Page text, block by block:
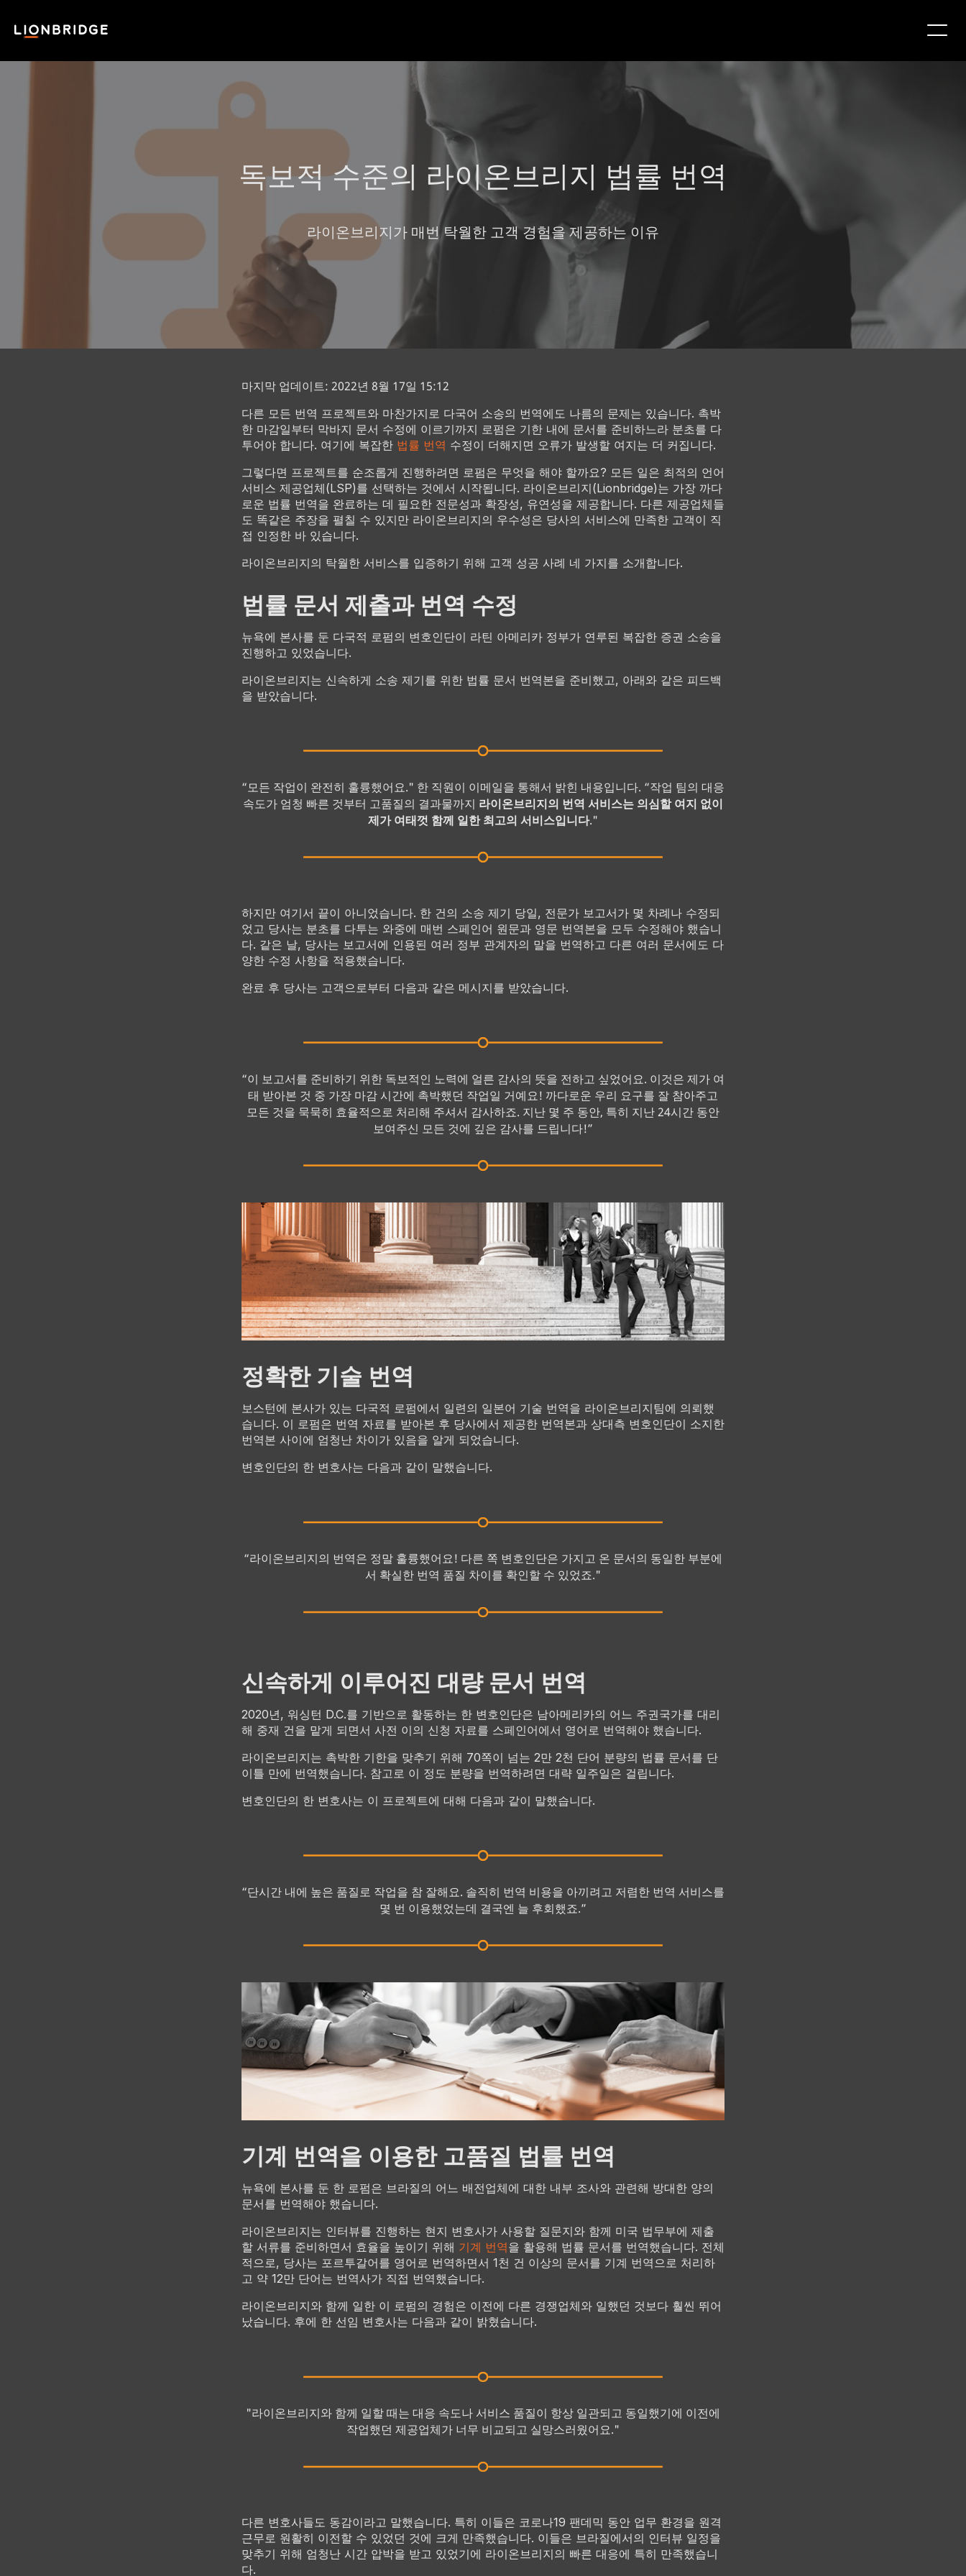
독보적 수준의 라이온브리지 법률 번역
라이온브리지가 매번 탁월한 고객 경험을 제공하는 이유
마지막 업데이트: 2022년 8월 17일 15:12
다른 모든 번역 프로젝트와 마찬가지로 다국어 소송의 번역에도 나름의 문제는 있습니다. 촉박
한 마감일부터 막바지 문서 수정에 이르기까지 로펌은 기한 내에 문서를 준비하느라 분초를 다
투어야 합니다. 여기에 복잡한 법률 번역 수정이 더해지면 오류가 발생할 여지는 더 커집니다.
그렇다면 프로젝트를 순조롭게 진행하려면 로펌은 무엇을 해야 할까요? 모든 일은 최적의 언어
서비스 제공업체(LSP)를 선택하는 것에서 시작됩니다. 라이온브리지(Lionbridge)는 가장 까다
로운 법률 번역을 완료하는 데 필요한 전문성과 확장성, 유연성을 제공합니다. 다른 제공업체들
도 똑같은 주장을 펼칠 수 있지만 라이온브리지의 우수성은 당사의 서비스에 만족한 고객이 직
접 인정한 바 있습니다.
라이온브리지의 탁월한 서비스를 입증하기 위해 고객 성공 사례 네 가지를 소개합니다.
법률 문서 제출과 번역 수정
뉴욕에 본사를 둔 다국적 로펌의 변호인단이 라틴 아메리카 정부가 연루된 복잡한 증권 소송을
진행하고 있었습니다.
라이온브리지는 신속하게 소송 제기를 위한 법률 문서 번역본을 준비했고, 아래와 같은 피드백
을 받았습니다.
“모든 작업이 완전히 훌륭했어요." 한 직원이 이메일을 통해서 밝힌 내용입니다. “작업 팀의 대응
속도가 엄청 빠른 것부터 고품질의 결과물까지 라이온브리지의 번역 서비스는 의심할 여지 없이
제가 여태껏 함께 일한 최고의 서비스입니다."
하지만 여기서 끝이 아니었습니다. 한 건의 소송 제기 당일, 전문가 보고서가 몇 차례나 수정되
었고 당사는 분초를 다투는 와중에 매번 스페인어 원문과 영문 번역본을 모두 수정해야 했습니
다. 같은 날, 당사는 보고서에 인용된 여러 정부 관계자의 말을 번역하고 다른 여러 문서에도 다
양한 수정 사항을 적용했습니다.
완료 후 당사는 고객으로부터 다음과 같은 메시지를 받았습니다.
“이 보고서를 준비하기 위한 독보적인 노력에 얼른 감사의 뜻을 전하고 싶었어요. 이것은 제가 여
태 받아본 것 중 가장 마감 시간에 촉박했던 작업일 거예요! 까다로운 우리 요구를 잘 참아주고
모든 것을 묵묵히 효율적으로 처리해 주셔서 감사하죠. 지난 몇 주 동안, 특히 지난 24시간 동안
보여주신 모든 것에 깊은 감사를 드립니다!”
정확한 기술 번역
보스턴에 본사가 있는 다국적 로펌에서 일련의 일본어 기술 번역을 라이온브리지팀에 의뢰했
습니다. 이 로펌은 번역 자료를 받아본 후 당사에서 제공한 번역본과 상대측 변호인단이 소지한
번역본 사이에 엄청난 차이가 있음을 알게 되었습니다.
변호인단의 한 변호사는 다음과 같이 말했습니다.
“라이온브리지의 번역은 정말 훌륭했어요! 다른 쪽 변호인단은 가지고 온 문서의 동일한 부분에
서 확실한 번역 품질 차이를 확인할 수 있었죠."
신속하게 이루어진 대량 문서 번역
2020년, 워싱턴 D.C.를 기반으로 활동하는 한 변호인단은 남아메리카의 어느 주권국가를 대리
해 중재 건을 맡게 되면서 사전 이의 신청 자료를 스페인어에서 영어로 번역해야 했습니다.
라이온브리지는 촉박한 기한을 맞추기 위해 70쪽이 넘는 2만 2천 단어 분량의 법률 문서를 단
이틀 만에 번역했습니다. 참고로 이 정도 분량을 번역하려면 대략 일주일은 걸립니다.
변호인단의 한 변호사는 이 프로젝트에 대해 다음과 같이 말했습니다.
“단시간 내에 높은 품질로 작업을 참 잘해요. 솔직히 번역 비용을 아끼려고 저렴한 번역 서비스를
몇 번 이용했었는데 결국엔 늘 후회했죠.”
기계 번역을 이용한 고품질 법률 번역
뉴욕에 본사를 둔 한 로펌은 브라질의 어느 배전업체에 대한 내부 조사와 관련해 방대한 양의
문서를 번역해야 했습니다.
라이온브리지는 인터뷰를 진행하는 현지 변호사가 사용할 질문지와 함께 미국 법무부에 제출
할 서류를 준비하면서 효율을 높이기 위해 기계 번역을 활용해 법률 문서를 번역했습니다. 전체
적으로, 당사는 포르투갈어를 영어로 번역하면서 1천 건 이상의 문서를 기계 번역으로 처리하
고 약 12만 단어는 번역사가 직접 번역했습니다.
라이온브리지와 함께 일한 이 로펌의 경험은 이전에 다른 경쟁업체와 일했던 것보다 훨씬 뛰어
났습니다. 후에 한 선임 변호사는 다음과 같이 밝혔습니다.
"라이온브리지와 함께 일할 때는 대응 속도나 서비스 품질이 항상 일관되고 동일했기에 이전에
작업했던 제공업체가 너무 비교되고 실망스러웠어요."
다른 변호사들도 동감이라고 말했습니다. 특히 이들은 코로나19 팬데믹 동안 업무 환경을 원격
근무로 원활히 이전할 수 있었던 것에 크게 만족했습니다. 이들은 브라질에서의 인터뷰 일정을
맞추기 위해 엄청난 시간 압박을 받고 있었기에 라이온브리지의 빠른 대응에 특히 만족했습니
다.